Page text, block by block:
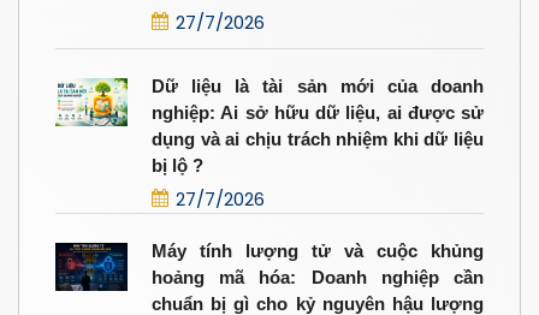
27/7/2026
Dữ liệu là tài sản mới của doanh
nghiệp: Ai sở hữu dữ liệu, ai được sử
dụng và ai chịu trách nhiệm khi dữ liệu
bị lộ ?
27/7/2026
Máy tính lượng tử và cuộc khủng
hoảng mã hóa: Doanh nghiệp cần
chuẩn bị gì cho kỷ nguyên hậu lượng